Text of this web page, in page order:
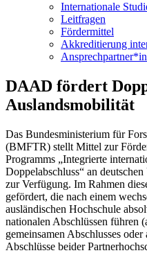
Internationale
Leitfragen
Fördermittel
Akkreditierung
DAAD fördert
Auslandsmobilität
Das Bundesministerium für
(BMFTR) stellt Mittel zur
Programms „Integrierte
Doppelabschluss“ an
zur Verfügung. Im Rahmen
gefördert, die nach einem
ausländischen Hochschule
nationalen Abschlüssen führen
gemeinsamen Abschlusses
Abschlüsse beider